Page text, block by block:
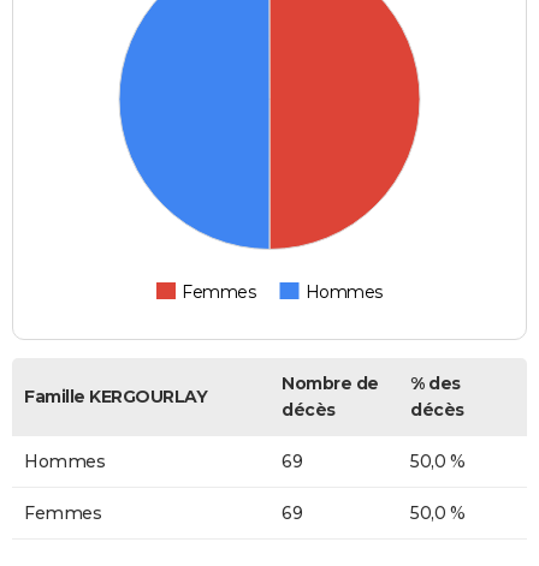
Femmes Hommes
Famille KERGOURLAY
Nombre de
décès
% des
décès
Hommes 69 50,0 %
Femmes 69 50,0 %